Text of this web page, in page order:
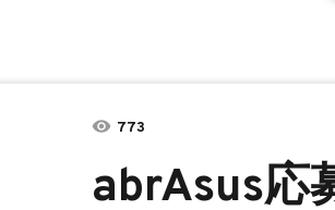
773
abrAsus応